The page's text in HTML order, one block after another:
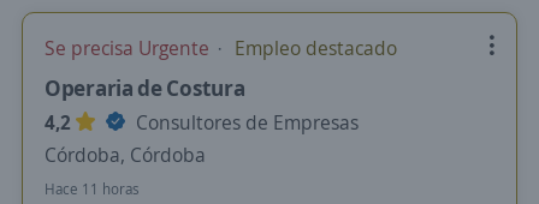
Se precisa Urgente Empleo destacado
Operaria de Costura
4,2
Consultores de Empresas
Córdoba, Córdoba
Hace 11 horas